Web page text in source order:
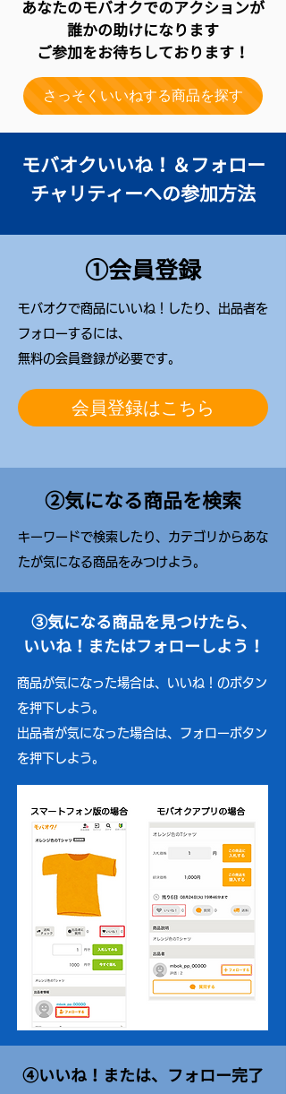
あなたのモバオクでのアクションが
誰かの助けになります
ご参加をお待ちしております！
さっそくいいねする商品を探す
モバオクいいね！＆フォロー
チャリティーへの参加方法
①会員登録
モバオクで商品にいいね！したり、出品者を
フォローするには、
無料の会員登録が必要です。
会員登録はこちら
②気になる商品を検索
キーワードで検索したり、カテゴリからあな
たが気になる商品をみつけよう。
③気になる商品を見つけたら、
いいね！またはフォローしよう！
商品が気になった場合は、いいね！のボタン
を押下しよう。
出品者が気になった場合は、フォローボタン
を押下しよう。
④いいね！または、フォロー完了